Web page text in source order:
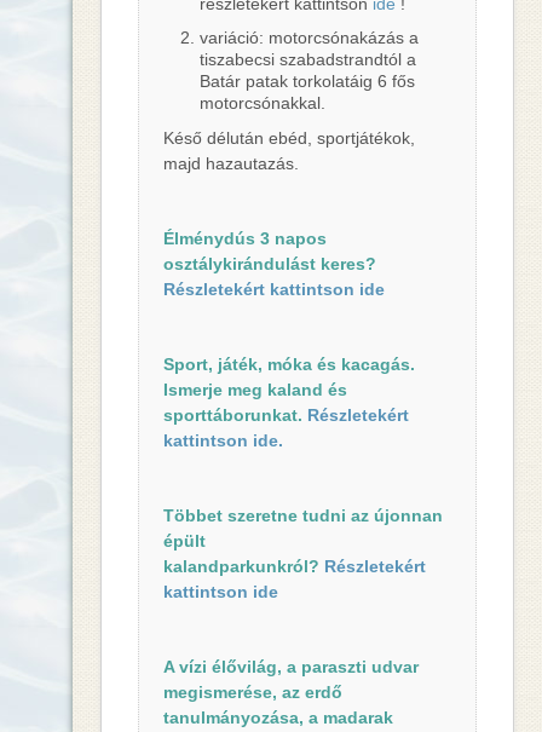
részletekért kattintson ide !
variáció: motorcsónakázás a
tiszabecsi szabadstrandtól a
Batár patak torkolatáig 6 fős
motorcsónakkal.
Késő délután ebéd, sportjátékok,
majd hazautazás.
Élménydús 3 napos
osztálykirándulást keres?
Részletekért kattintson ide
Sport, játék, móka és kacagás.
Ismerje meg kaland és
sporttáborunkat. Részletekért
kattintson ide.
Többet szeretne tudni az újonnan
épült
kalandparkunkról? Részletekért
kattintson ide
A vízi élővilág, a paraszti udvar
megismerése, az erdő
tanulmányozása, a madarak